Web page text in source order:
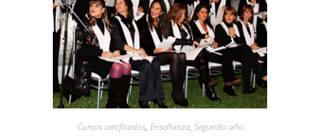
Cursos certificados, Enseñanza, Segundo año